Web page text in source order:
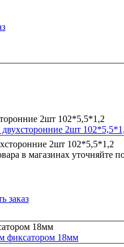
2шт
в магазинах уточняйте
заказ
фиксатором 18мм